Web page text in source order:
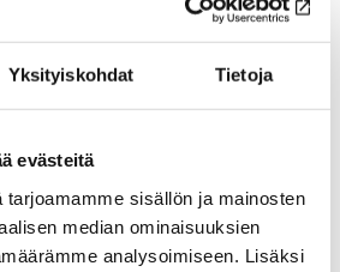
Yksityiskohdat Tietoja
evästeitä
tarjoamamme sisällön ja mainosten
median ominaisuuksien
analysoimiseen. Lisäksi
psykososiaalisten interventioiden
ja TMT) kustannusvaikuttavuutta
vaikuttavuustietoon
nuorten käyttämien palveluiden
arvioimme Myötätuntointervention